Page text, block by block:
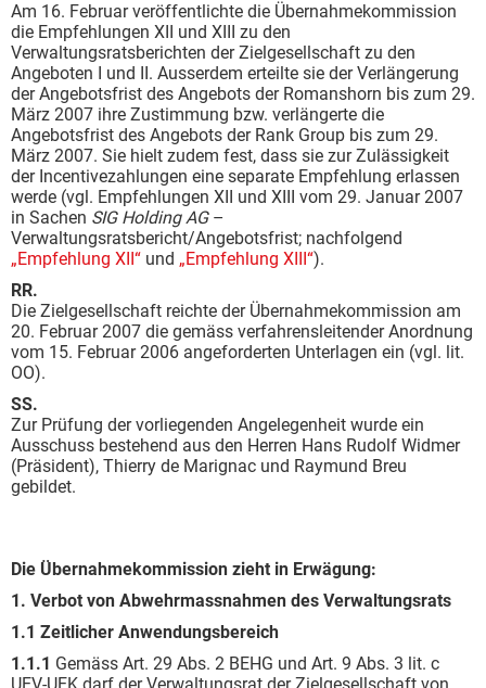
Am 16. Februar veröffentlichte die Übernahmekommission
die Empfehlungen XII und XIII zu den
Verwaltungsratsberichten der Zielgesellschaft zu den
Angeboten I und II. Ausserdem erteilte sie der Verlängerung
der Angebotsfrist des Angebots der Romanshorn bis zum 29.
März 2007 ihre Zustimmung bzw. verlängerte die
Angebotsfrist des Angebots der Rank Group bis zum 29.
März 2007. Sie hielt zudem fest, dass sie zur Zulässigkeit
der Incentivezahlungen eine separate Empfehlung erlassen
werde (vgl. Empfehlungen XII und XIII vom 29. Januar 2007
in Sachen SIG Holding AG–
Verwaltungsratsbericht/Angebotsfrist; nachfolgend
„Empfehlung XII“ und „Empfehlung XIII“).
RR.
Die Zielgesellschaft reichte der Übernahmekommission am
20. Februar 2007 die gemäss verfahrensleitender Anordnung
vom 15. Februar 2006 angeforderten Unterlagen ein (vgl. lit.
OO).
SS.
Zur Prüfung der vorliegenden Angelegenheit wurde ein
Ausschuss bestehend aus den Herren Hans Rudolf Widmer
(Präsident), Thierry de Marignac und Raymund Breu
gebildet.
Die Übernahmekommission zieht in Erwägung:
1. Verbot von Abwehrmassnahmen des Verwaltungsrats
1.1 Zeitlicher Anwendungsbereich
1.1.1 Gemäss Art. 29 Abs. 2 BEHG und Art. 9 Abs. 3 lit. c